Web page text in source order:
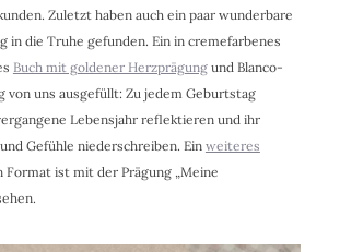
Zuletzt haben auch ein paar wunderbare
in die Truhe gefunden. Ein in cremefarbenes
Buch mit goldener Herzprägungund Blanco-
von uns ausgefüllt: Zu jedem Geburtstag
Lebensjahr reflektieren und ihr
Gefühle niederschreiben. Ein weiteres
Format ist mit der Prägung „Meine